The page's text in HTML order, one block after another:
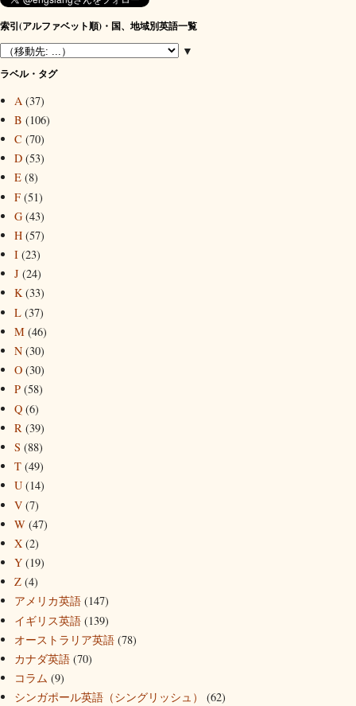
索引(アルファベット順)・国、地域別英語一覧
▼
ラベル・タグ
A (37)
B (106)
C (70)
D (53)
E (8)
F (51)
G (43)
H (57)
I (23)
J (24)
K (33)
L (37)
M (46)
N (30)
O (30)
P (58)
Q (6)
R (39)
S (88)
T (49)
U (14)
V (7)
W (47)
X (2)
Y (19)
Z (4)
アメリカ英語 (147)
イギリス英語 (139)
オーストラリア英語 (78)
カナダ英語 (70)
コラム (9)
シンガポール英語（シングリッシュ）
(62)